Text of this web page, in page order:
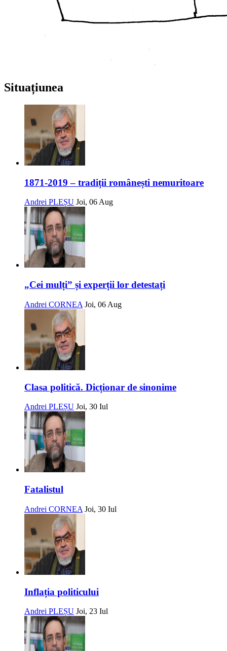
Situațiunea
1871-2019 – tradiții românești nemuritoare
Andrei PLEȘU Joi, 06 Aug
„Cei mulți” și experții lor detestați
Andrei CORNEA Joi, 06 Aug
Clasa politică. Dicționar de sinonime
Andrei PLEȘU Joi, 30 Iul
Fatalistul
Andrei CORNEA Joi, 30 Iul
Inflația politicului
Andrei PLEȘU Joi, 23 Iul